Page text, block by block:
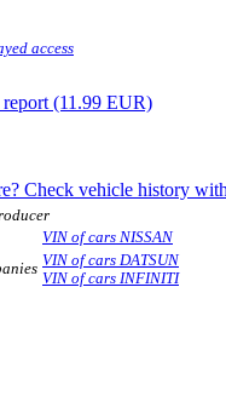
access
(11.99 EUR)
Check vehicle history
VIN of cars NISSAN
VIN of cars DATSUN
VIN of cars INFINITI